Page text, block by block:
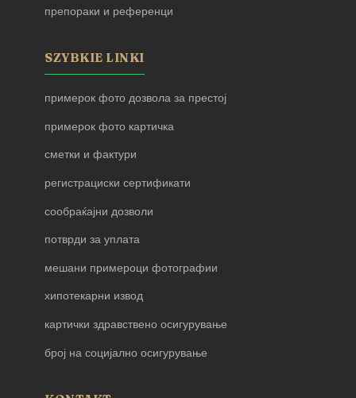
препораки и референци
SZYBKIE LINKI
примерок фото дозвола за престој
примерок фото картичка
сметки и фактури
регистрациски сертификати
сообраќајни дозволи
потврди за уплата
мешани примероци фотографии
хипотекарни извод
картички здравствено осигурување
број на социјално осигурување